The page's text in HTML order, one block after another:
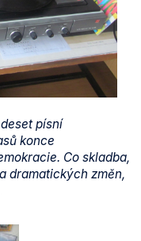
písní
konce
Co skladba,
dramatických změn,